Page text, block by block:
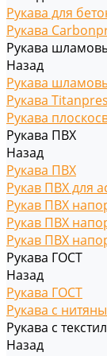
Рукава для
Рукава
Рукава
Назад
Рукава
Рукава
Рукава
Рукава ПВХ
Назад
Рукава ПВХ
Рукав ПВХ для
Рукав ПВХ
Рукав ПВХ
Рукав ПВХ
Рукава ГОСТ
Назад
Рукава ГОСТ
Рукава с
Рукава с
Назад